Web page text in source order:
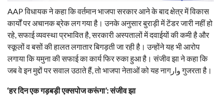
AAP विधायक ने कहा कि वर्तमान भाजपा सरकार आने के बाद क्षेत्र में विकास
कार्यों पर अचानक ब्रेक लग गया है। उनके अनुसार बुराड़ी में टेंडर जारी नहीं हो
रहे, सफाई व्यवस्था प्रभावित है, सरकारी अस्पतालों में दवाईयों की कमी है और
स्कूलों व बसों की हालत लगातार बिगड़ती जा रही है। उन्होंने यह भी आरोप
लगाया कि यमुना की सफाई का कार्य फिर रुका हुआ है। संजीव झा ने कहा कि
जब वे इन मुद्दों पर सवाल उठाते हैं, तो भाजपा नेताओं को यह नागوار गुजरता है।
‘हर दिन एक गड़बड़ी एक्सपोज करूंगा’: संजीव झा